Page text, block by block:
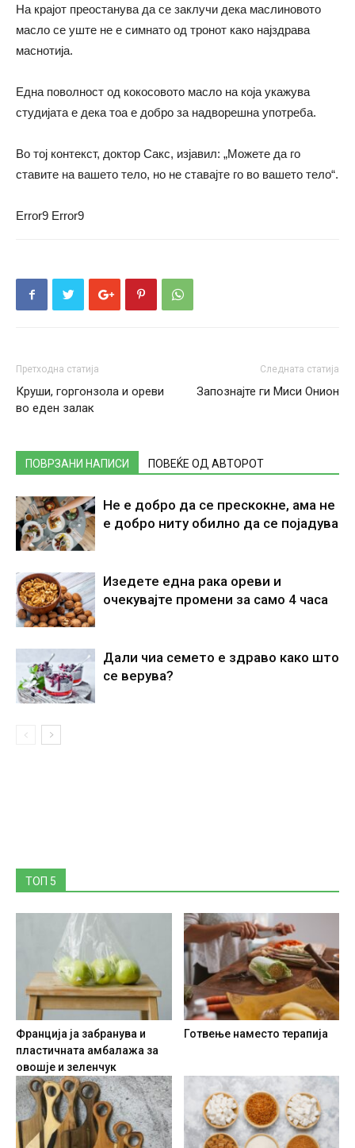
На крајот преостанува да се заклучи дека маслиновото
масло се уште не е симнато од тронот како најздрава
маснотија.
Една поволност од кокосовото масло на која укажува
студијата е дека тоа е добро за надворешна употреба.
Во тој контекст, доктор Сакс, изјавил: „Можете да го
ставите на вашето тело, но не ставајте го во вашето тело“.
Error9 Error9
Претходна статија
Круши, горгонзола и ореви
во еден залак
Следната статија
Запознајте ги Миси Онион
ПОВРЗАНИ НАПИСИ ПОВЕЌЕ ОД АВТОРОТ
Не е добро да се прескокне, ама не
е добро ниту обилно да се појадува
Изедете една рака ореви и
очекувајте промени за само 4 часа
Дали чиа семето е здраво како што
се верува?
ТОП 5
Франција ја забранува и
пластичната амбалажа за
овошје и зеленчук
Готвење наместо терапија